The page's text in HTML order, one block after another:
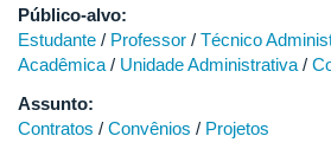
Público-alvo:
Estudante / Professor / Técnico
Acadêmica / Unidade Administrativa /
Assunto:
Contratos / Convênios / Projetos